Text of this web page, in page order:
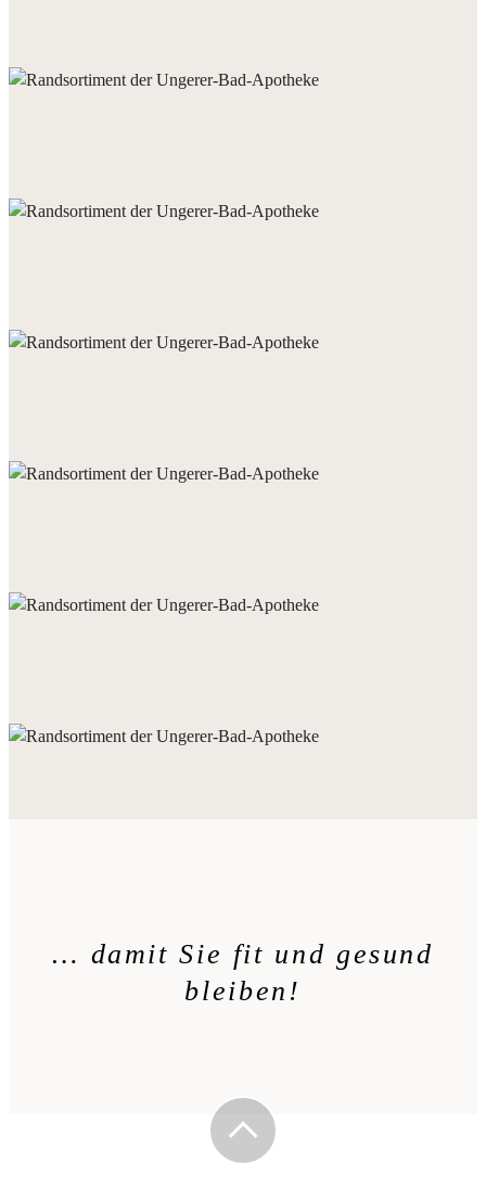
… damit Sie fit und gesund
bleiben!